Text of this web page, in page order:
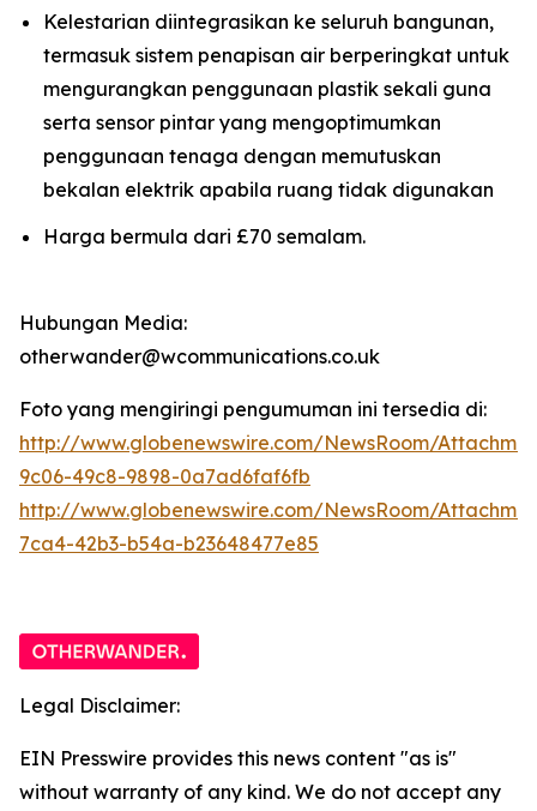
Kelestarian diintegrasikan ke seluruh bangunan,
termasuk sistem penapisan air berperingkat untuk
mengurangkan penggunaan plastik sekali guna
serta sensor pintar yang mengoptimumkan
penggunaan tenaga dengan memutuskan
bekalan elektrik apabila ruang tidak digunakan
Harga bermula dari £70 semalam.
Hubungan Media:
otherwander@wcommunications.co.uk
Foto yang mengiringi pengumuman ini tersedia di:
http://www.globenewswire.com/NewsRoom/
9c06-49c8-9898-0a7ad6faf6fb
http://www.globenewswire.com/NewsRoom/
7ca4-42b3-b54a-b23648477e85
Legal Disclaimer:
EIN Presswire provides this news content "as is"
without warranty of any kind. We do not accept any